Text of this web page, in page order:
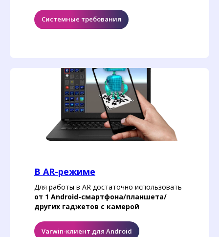
Системные требования
В AR-режиме
Для работы в AR достаточно использовать
от 1 Android-смартфона/планшета/
других гаджетов с камерой
Varwin-клиент для Android